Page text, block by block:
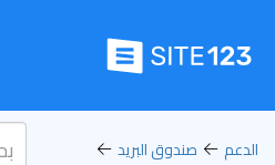
الدعم صندوق البريد